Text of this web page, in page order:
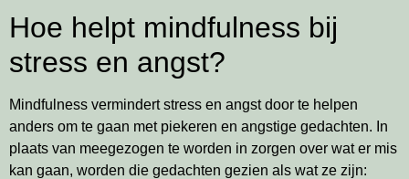
Hoe helpt mindfulness bij
stress en angst?
Mindfulness vermindert stress en angst door te helpen
anders om te gaan met piekeren en angstige gedachten. In
plaats van meegezogen te worden in zorgen over wat er mis
kan gaan, worden die gedachten gezien als wat ze zijn: